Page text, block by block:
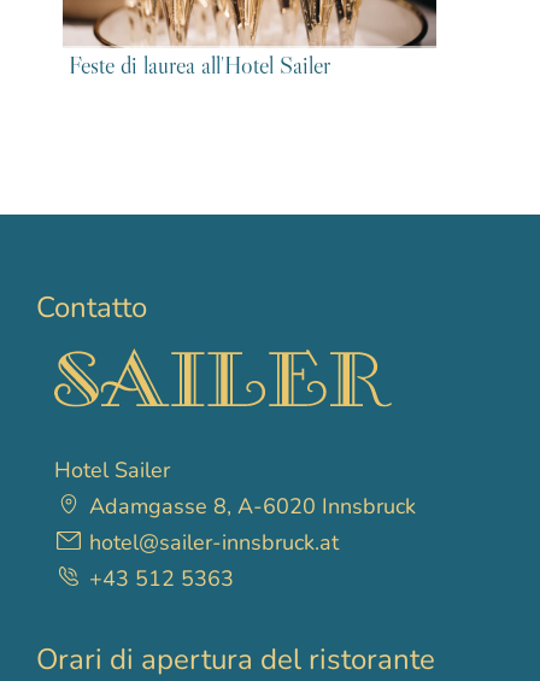
Feste di laurea all'Hotel Sailer
Contatto
Hotel Sailer
Adamgasse 8, A-6020 Innsbruck
hotel@sailer-innsbruck.at
+43 512 5363
Orari di apertura del ristorante